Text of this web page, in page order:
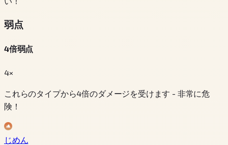
弱点
4倍弱点
4×
これらのタイプから4倍のダメージを受けます - 非常に危
険！
じめん